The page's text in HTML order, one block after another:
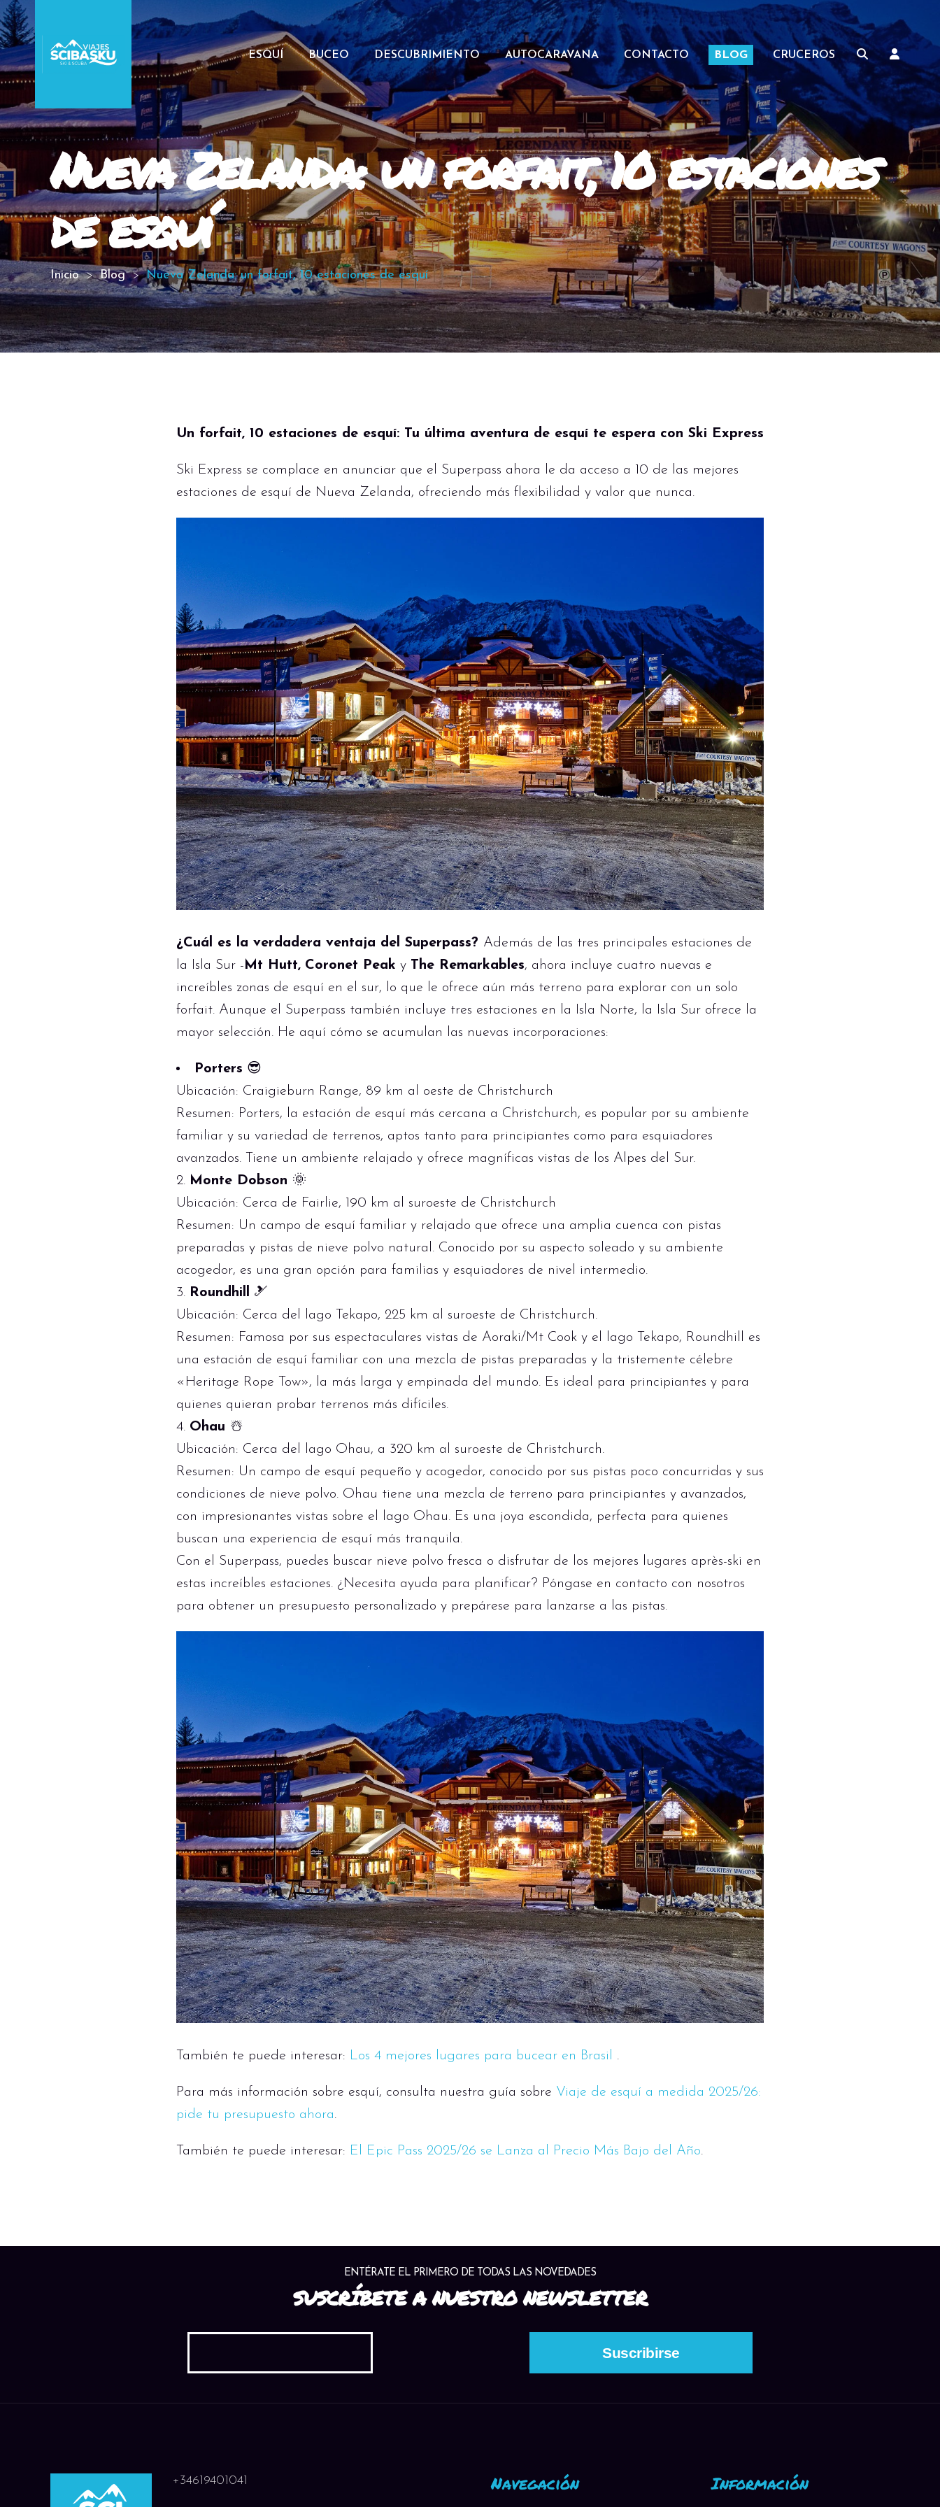
ESQUÍ BUCEO DESCUBRIMIENTO AUTOCARAVANA CONTACTO BLOG CRUCEROS
Nueva Zelanda: un forfait, 10 estaciones
de esquí
Inicio Blog Nueva Zelanda: un forfait, 10 estaciones de esquí
Un forfait, 10 estaciones de esquí: Tu última aventura de esquí te espera con Ski Express
Ski Express se complace en anunciar que el Superpass ahora le da acceso a 10 de las mejores
estaciones de esquí de Nueva Zelanda, ofreciendo más flexibilidad y valor que nunca.
¿Cuál es la verdadera ventaja del Superpass? Además de las tres principales estaciones de
la Isla Sur - Mt Hutt, Coronet Peak y The Remarkables, ahora incluye cuatro nuevas e
increíbles zonas de esquí en el sur, lo que le ofrece aún más terreno para explorar con un solo
forfait. Aunque el Superpass también incluye tres estaciones en la Isla Norte, la Isla Sur ofrece la
mayor selección. He aquí cómo se acumulan las nuevas incorporaciones:
Porters 😎
Ubicación: Craigieburn Range, 89 km al oeste de Christchurch
Resumen: Porters, la estación de esquí más cercana a Christchurch, es popular por su ambiente
familiar y su variedad de terrenos, aptos tanto para principiantes como para esquiadores
avanzados. Tiene un ambiente relajado y ofrece magníficas vistas de los Alpes del Sur.
2. Monte Dobson 🌞
Ubicación: Cerca de Fairlie, 190 km al suroeste de Christchurch
Resumen: Un campo de esquí familiar y relajado que ofrece una amplia cuenca con pistas
preparadas y pistas de nieve polvo natural. Conocido por su aspecto soleado y su ambiente
acogedor, es una gran opción para familias y esquiadores de nivel intermedio.
3. Roundhill
🎿
Ubicación: Cerca del lago Tekapo, 225 km al suroeste de Christchurch.
Resumen: Famosa por sus espectaculares vistas de Aoraki/Mt Cook y el lago Tekapo, Roundhill es
una estación de esquí familiar con una mezcla de pistas preparadas y la tristemente célebre
«Heritage Rope Tow», la más larga y empinada del mundo. Es ideal para principiantes y para
quienes quieran probar terrenos más difíciles.
4. Ohau ☃️
Ubicación: Cerca del lago Ohau, a 320 km al suroeste de Christchurch.
Resumen: Un campo de esquí pequeño y acogedor, conocido por sus pistas poco concurridas y sus
condiciones de nieve polvo. Ohau tiene una mezcla de terreno para principiantes y avanzados,
con impresionantes vistas sobre el lago Ohau. Es una joya escondida, perfecta para quienes
buscan una experiencia de esquí más tranquila.
Con el Superpass, puedes buscar nieve polvo fresca o disfrutar de los mejores lugares après-ski en
estas increíbles estaciones. ¿Necesita ayuda para planificar? Póngase en contacto con nosotros
para obtener un presupuesto personalizado y prepárese para lanzarse a las pistas.
También te puede interesar: Los 4 mejores lugares para bucear en Brasil .
Para más información sobre esquí, consulta nuestra guía sobre Viaje de esquí a medida 2025/26:
pide tu presupuesto ahora.
También te puede interesar: El Epic Pass 2025/26 se Lanza al Precio Más Bajo del Año.
ENTÉRATE EL PRIMERO DE TODAS LAS NOVEDADES
SUSCRÍBETE A NUESTRO NEWSLETTER
+34619401041 Navegación Información